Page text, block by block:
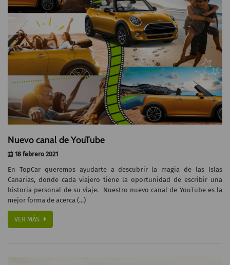
Nuevo canal de YouTube
18 febrero 2021
En TopCar queremos ayudarte a descubrir la magia de las Islas
Canarias, donde cada viajero tiene la oportunidad de escribir una
historia personal de su viaje. Nuestro nuevo canal de YouTube es la
mejor forma de acerca (...)
VER MÁS